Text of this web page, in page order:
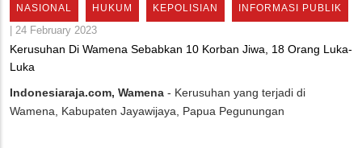
NASIONAL HUKUM KEPOLISIAN INFORMASI PUBLIK
| 24 February 2023
Kerusuhan Di Wamena Sebabkan 10 Korban Jiwa, 18 Orang Luka-
Luka
Indonesiaraja.com, Wamena - Kerusuhan yang terjadi di
Wamena, Kabupaten Jayawijaya, Papua Pegunungan